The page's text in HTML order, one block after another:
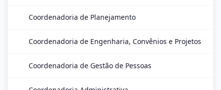
Coordenadoria de Planejamento
Coordenadoria de Engenharia, Convênios e Projetos
Coordenadoria de Gestão de Pessoas